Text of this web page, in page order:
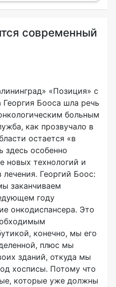
современный
«Позиция» с
Георгия Бооса шла речь
больным
как прозвучало в
остается «в
здесь особенно
новых технологий и
Георгий Боос:
заканчиваем
году
онкодиспансера. Это
конечно, мы его
плюс мы
зданий, откуда мы
хосписы. Потому что
которые уже должны